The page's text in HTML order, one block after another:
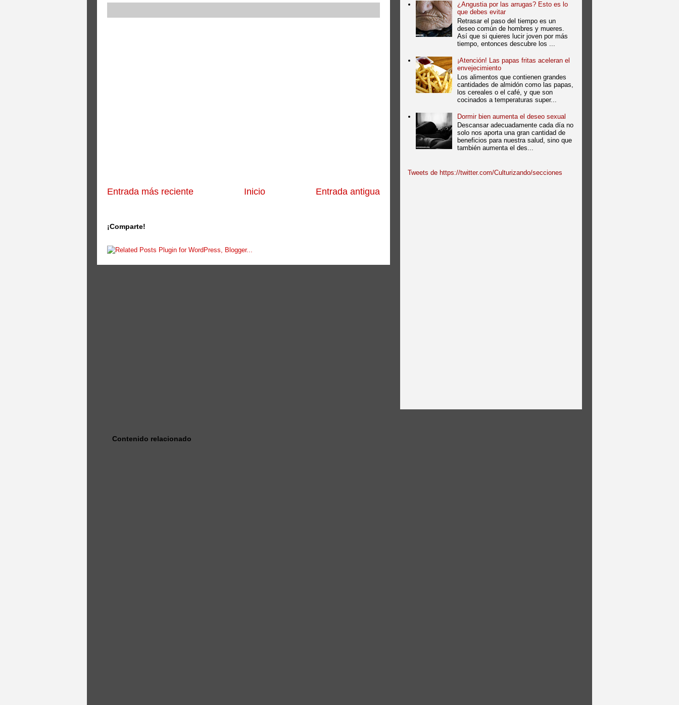
Entrada más reciente Entrada antigua
Inicio
¡Comparte!
¿Angustia por las arrugas? Esto es lo
que debes evitar
Retrasar el paso del tiempo es un
deseo común de hombres y mueres.
Así que si quieres lucir joven por más
tiempo, entonces descubre los ...
¡Atención! Las papas fritas aceleran el
envejecimiento
Los alimentos que contienen grandes
cantidades de almidón como las papas,
los cereales o el café, y que son
cocinados a temperaturas super...
Dormir bien aumenta el deseo sexual
Descansar adecuadamente cada día no
solo nos aporta una gran cantidad de
beneficios para nuestra salud, sino que
también aumenta el des...
Tweets de https://twitter.com/Culturizando/secciones
Contenido relacionado